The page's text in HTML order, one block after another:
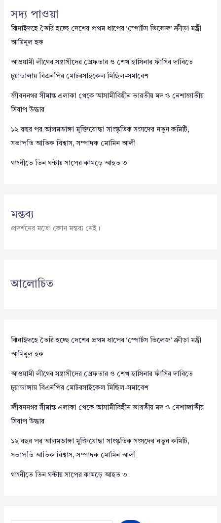
সদ্য পাওয়া
ঝিনাইদহে তৈরি হচ্ছে দেশের প্রথম ধাপের ‘স্পোর্টস ভিলেজ’ ক্রীড়া মন্ত্রী
আমিনুল হক
আওয়ামী লীগের সন্ত্রাসীদের গ্রেফতার ও শেখ হাসিনার ফাঁসির দাবিতে
চুয়াডাঙ্গায় বিএনপির মোটরসাইকেল মিছিল-সমাবেশ
জীবননগর সীমান্ত এলাকা থেকে আসামীবিহীন ভারতীয় মদ ও নেশাজাতীয়
সিরাপ উদ্ধার
১২ বছর পর আলমডাঙ্গা মুক্তিযোদ্ধা সাংস্কৃতিক সংসদের নতুন কমিটি,
সভাপতি আতিক বিশ্বাস, সম্পাদক মোমিন আলী
গাংনীতে তিন ঘন্টায় সাপের কামড়ে আহত ৩
মন্তব্য
প্রদর্শনের মতো কোন মন্তব্য নেই।
আলোচিত
ঝিনাইদহে তৈরি হচ্ছে দেশের প্রথম ধাপের ‘স্পোর্টস ভিলেজ’ ক্রীড়া মন্ত্রী
আমিনুল হক
আওয়ামী লীগের সন্ত্রাসীদের গ্রেফতার ও শেখ হাসিনার ফাঁসির দাবিতে
চুয়াডাঙ্গায় বিএনপির মোটরসাইকেল মিছিল-সমাবেশ
জীবননগর সীমান্ত এলাকা থেকে আসামীবিহীন ভারতীয় মদ ও নেশাজাতীয়
সিরাপ উদ্ধার
১২ বছর পর আলমডাঙ্গা মুক্তিযোদ্ধা সাংস্কৃতিক সংসদের নতুন কমিটি,
সভাপতি আতিক বিশ্বাস, সম্পাদক মোমিন আলী
গাংনীতে তিন ঘন্টায় সাপের কামড়ে আহত ৩